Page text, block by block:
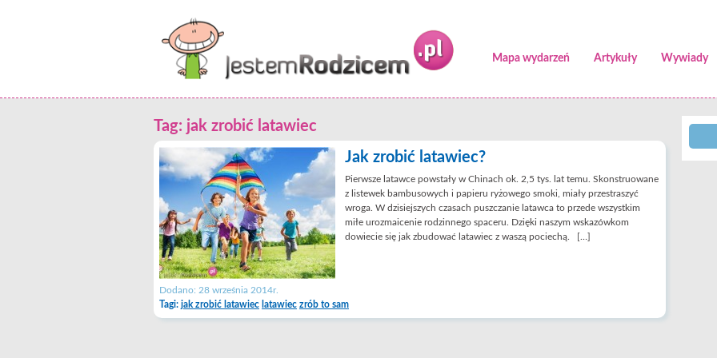
Mapa wydarzeń Artykuły Wywiady
Tag: jak zrobić latawiec
Jak zrobić latawiec?
Pierwsze latawce powstały w Chinach ok. 2,5 tys. lat temu. Skonstruowane
z listewek bambusowych i papieru ryżowego smoki, miały przestraszyć
wroga. W dzisiejszych czasach puszczanie latawca to przede wszystkim
miłe urozmaicenie rodzinnego spaceru. Dzięki naszym wskazówkom
dowiecie się jak zbudować latawiec z waszą pociechą. […]
Dodano: 28 września 2014r.
Tagi: jak zrobić latawiec latawiec zrób to sam